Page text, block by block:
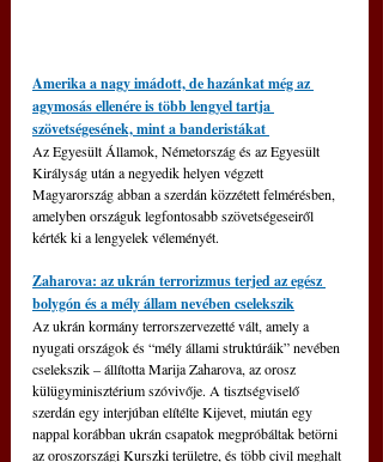
Amerika a nagy imádott, de hazánkat még az
agymosás ellenére is több lengyel tartja
szövetségesének, mint a banderistákat
Az Egyesült Államok, Németország és az Egyesült
Királyság után a negyedik helyen végzett
Magyarország abban a szerdán közzétett felmérésben,
amelyben országuk legfontosabb szövetségeseiről
kérték ki a lengyelek véleményét.
Zaharova: az ukrán terrorizmus terjed az egész
bolygón és a mély állam nevében cselekszik
Az ukrán kormány terrorszervezetté vált, amely a
nyugati országok és “mély állami struktúráik” nevében
cselekszik – állította Marija Zaharova, az orosz
külügyminisztérium szóvivője. A tisztségviselő
szerdán egy interjúban elítélte Kijevet, miután egy
nappal korábban ukrán csapatok megpróbáltak betörni
az oroszországi Kurszki területre, és több civil meghalt